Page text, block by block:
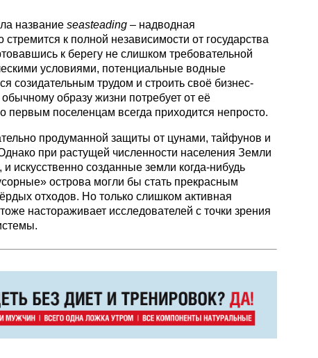
название seasteading– надводная
к полной независимости от государства
к берегу не слишком требовательной
условиями, потенциальные водные
созидательным трудом и строить своё бизнес-
образу жизни потребует от её
первым поселенцам всегда приходится непросто.
продуманной защиты от цунами, тайфунов и
при растущей численности населения Земли
и искусственно созданные земли когда-нибудь
острова могли бы стать прекрасным
отходов. Но только слишком активная
настораживает исследователей с точки зрения